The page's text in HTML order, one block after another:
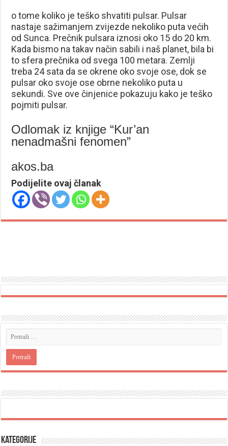
o tome koliko je teško shvatiti pulsar. Pulsar
nastaje sažimanjem zvijezde nekoliko puta većih
od Sunca. Prečnik pulsara iznosi oko 15 do 20 km.
Kada bismo na takav način sabili i naš planet, bila bi
to sfera prečnika od svega 100 metara. Zemlji
treba 24 sata da se okrene oko svoje ose, dok se
pulsar oko svoje ose obrne nekoliko puta u
sekundi. Sve ove činjenice pokazuju kako je teško
pojmiti pulsar.
Odlomak iz knjige “Kur’an
nenadmašni fenomen”
akos.ba
Podijelite ovaj članak
Kategorije